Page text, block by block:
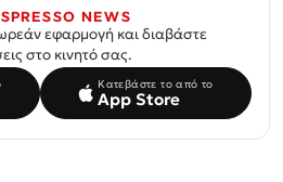
NEWS
εφαρμογή και διαβάστε
στο κινητό σας.
Κατεβάστε το από το
App Store